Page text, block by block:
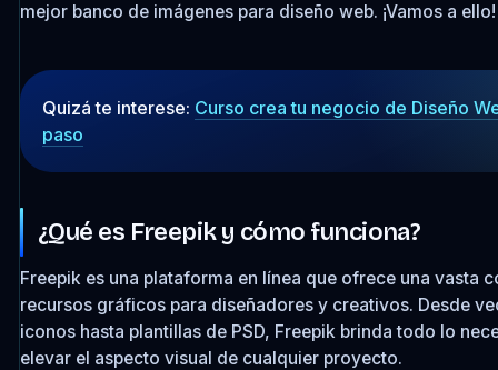
mejor banco de imágenes para diseño web. ¡Vamos a ello!
Quizá te interese: Curso crea tu negocio de Diseño
paso
¿Qué es Freepik y cómo funciona?
Freepik es una plataforma en línea que ofrece una vasta
recursos gráficos para diseñadores y creativos. Desde
iconos hasta plantillas de PSD, Freepik brinda todo lo
elevar el aspecto visual de cualquier proyecto.